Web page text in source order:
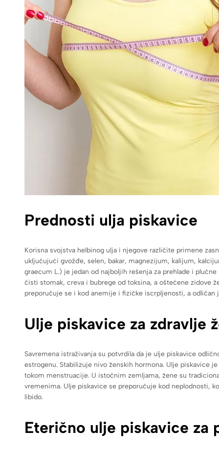
Prednosti ulja piskavice
Korisna svojstva helbinog ulja i njegove različite primene
uključujući gvožđe, selen, bakar, magnezijum, kalijum,
graecum L.) je jedan od najboljih rešenja za prehlade i
čisti stomak, creva i bubrege od toksina, a oštećene zidove
preporučuje se i kod anemije i fizičke iscrpljenosti, a odličan
Ulje piskavice za zdravlje
Savremena istraživanja su potvrdila da je ulje piskavice
estrogenu. Stabilizuje nivo ženskih hormona. Ulje piskavice
tokom menstruacije. U istočnim zemljama, žene su
vremenima. Ulje piskavice se preporučuje kod neplodnosti,
libido.
Eterično ulje piskavice za